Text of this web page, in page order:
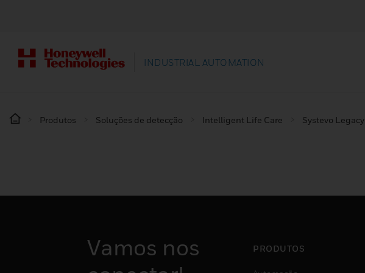
INDUSTRIAL AUTOMATION
Produtos Soluções de detecção Intelligent Life Care Systevo Legacy
Vamos nos
PRODUTOS